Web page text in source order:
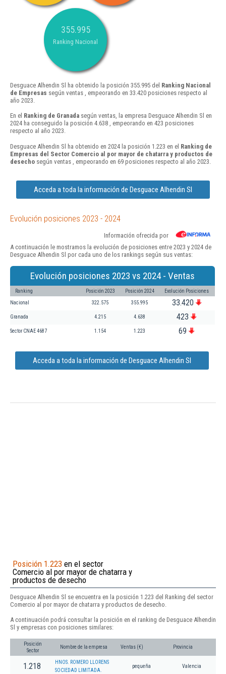
355.995
Ranking Nacional
Desguace Alhendin Sl ha obtenido la posición 355.995 del Ranking Nacional
de Empresas según ventas , empeorando en 33.420 posiciones respecto al
año 2023.
En el Ranking de Granada según ventas, la empresa Desguace Alhendin Sl en
2024 ha conseguido la posición 4.638 , empeorando en 423 posiciones
respecto al año 2023.
Desguace Alhendin Sl ha obtenido en 2024 la posición 1.223 en el Ranking de
Empresas del Sector Comercio al por mayor de chatarra y productos de
desecho según ventas , empeorando en 69 posiciones respecto al año 2023.
Acceda a toda la información de Desguace Alhendin Sl
Evolución posiciones 2023 - 2024
Información ofrecida por
A continuación le mostramos la evolución de posiciones entre 2023 y 2024 de
Desguace Alhendin Sl por cada uno de los rankings según sus ventas:
Evolución posiciones 2023 vs 2024 - Ventas
Ranking Posición 2023 Posición 2024 Evolución Posiciones
Nacional 322.575 355.995 33.420
Granada 4.215 4.638 423
Sector CNAE 4687 1.154 1.223 69
Acceda a toda la información de Desguace Alhendin Sl
Posición 1.223 en el sector
Comercio al por mayor de chatarra y
productos de desecho
Desguace Alhendin Sl se encuentra en la posición 1.223 del Ranking del sector
Comercio al por mayor de chatarra y productos de desecho.
A continuación podrá consultar la posición en el ranking de Desguace Alhendin
Sl y empresas con posiciones similares:
Posición
Sector
Nombre de la empresa Ventas (€) Provincia
1.218
HNOS. ROMERO LLORENS
SOCIEDAD LIMITADA.
pequeña Valencia